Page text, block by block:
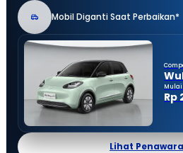
Mobil Diganti Saat Perbaikan*
Rp
Lihat